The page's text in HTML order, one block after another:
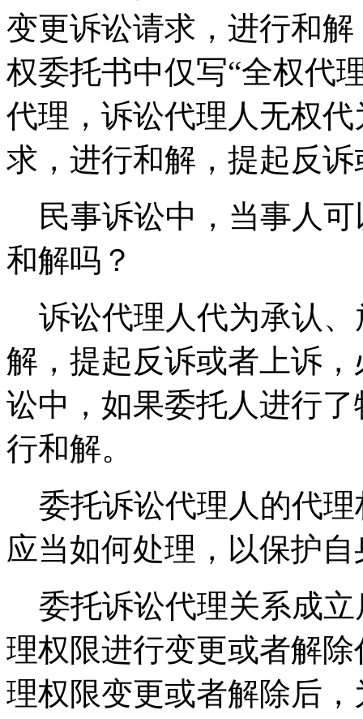
变更诉讼请求，进行和
权委托书中仅写“全权代
代理，诉讼代理人无权
求，进行和解，提起反
民事诉讼中，当事人可
和解吗？
诉讼代理人代为承认、
解，提起反诉或者上诉
讼中，如果委托人进行
行和解。
委托诉讼代理人的代理
应当如何处理，以保护
委托诉讼代理关系成立
理权限进行变更或者解
理权限变更或者解除后